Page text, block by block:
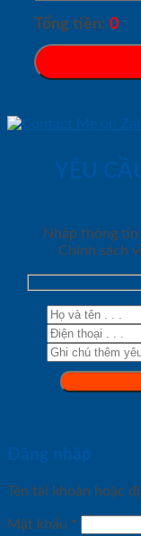
Tổng tiền: 0
YÊU
Nhập thông tin
Chính sách
Đăng nhập
Tên tài khoản hoặc
Mật khẩu *